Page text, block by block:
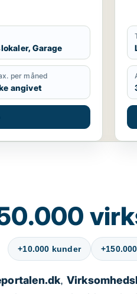
Garage
per måned
angivet
+10.000 kunder
,